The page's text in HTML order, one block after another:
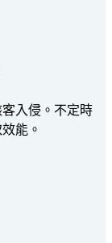
入侵。不定時
能。